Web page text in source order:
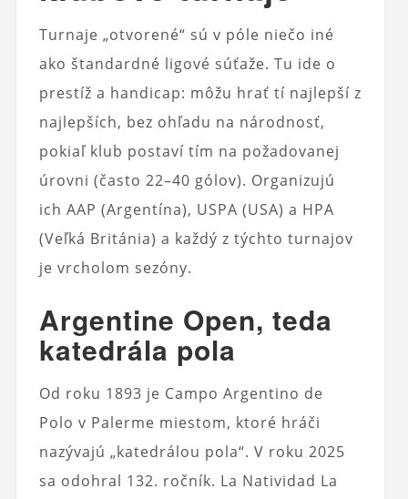
Turnaje „otvorené“ sú v póle niečo iné
ako štandardné ligové súťaže. Tu ide o
prestíž a handicap: môžu hrať tí najlepší z
najlepších, bez ohľadu na národnosť,
pokiaľ klub postaví tím na požadovanej
úrovni (často 22–40 gólov). Organizujú
ich AAP (Argentína), USPA (USA) a HPA
(Veľká Británia) a každý z týchto turnajov
je vrcholom sezóny.
Argentine Open, teda
katedrála pola
Od roku 1893 je Campo Argentino de
Polo v Palerme miestom, ktoré hráči
nazývajú „katedrálou pola“. V roku 2025
sa odohral 132. ročník. La Natividad La